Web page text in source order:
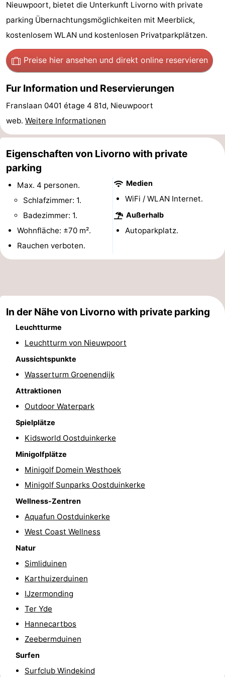
Westende
Nieuwpoort
-
Oostduinkerke
zee
-
Zimmer
(mit
Frühstück)
Lastminutes
Strand
Sehen
tun
Museen
Aussichtspunkte
Attraktionen
Bauernhöfe
-
Spielplätze
Spielplätze
Minigolfplätze
Wellness-
Städte
Natur
Sport
Schwimmbader
Wandern
Golfplatze
und
Veranstaltungen
Forum
Nieuwpoort, bietet die Unterkunft Livorno with private
parking Übernachtungsmöglichkeiten mit Meerblick,
kostenlosem WLAN und kostenlosen Privatparkplätzen.
Preise hier ansehen und direkt online reservieren
Fur Information und Reservierungen
Franslaan 0401 étage 4 81d, Nieuwpoort
web. Weitere Informationen
Eigenschaften von Livorno with private
parking
Max. 4 personen.
Schlafzimmer: 1.
Badezimmer: 1.
Wohnfläche: ±70 m².
Rauchen verboten.
Medien
WiFi / WLAN Internet.
Außerhalb
Autoparkplatz.
In der Nähe von Livorno with private parking
Leuchtturme
Leuchtturm von Nieuwpoort
Aussichtspunkte
Wasserturm Groenendijk
Attraktionen
Outdoor Waterpark
Spielplätze
Kidsworld Oostduinkerke
Minigolfplätze
Minigolf Domein Westhoek
Minigolf Sunparks Oostduinkerke
Wellness-Zentren
Aquafun Oostduinkerke
West Coast Wellness
Natur
Simliduinen
Karthuizerduinen
IJzermonding
Ter Yde
Hannecartbos
Zeebermduinen
Surfen
Surfclub Windekind